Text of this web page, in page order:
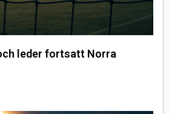
leder fortsatt Norra